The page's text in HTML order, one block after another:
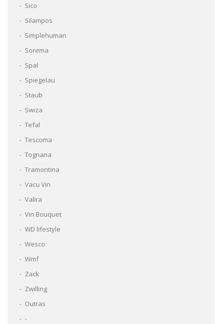
Sico
Silampos
Simplehuman
Sorema
Spal
Spiegelau
Staub
Swiza
Tefal
Tescoma
Tognana
Tramontina
Vacu Vin
Valira
Vin Bouquet
WD lifestyle
Wesco
Wmf
Zack
Zwilling
Outras
-